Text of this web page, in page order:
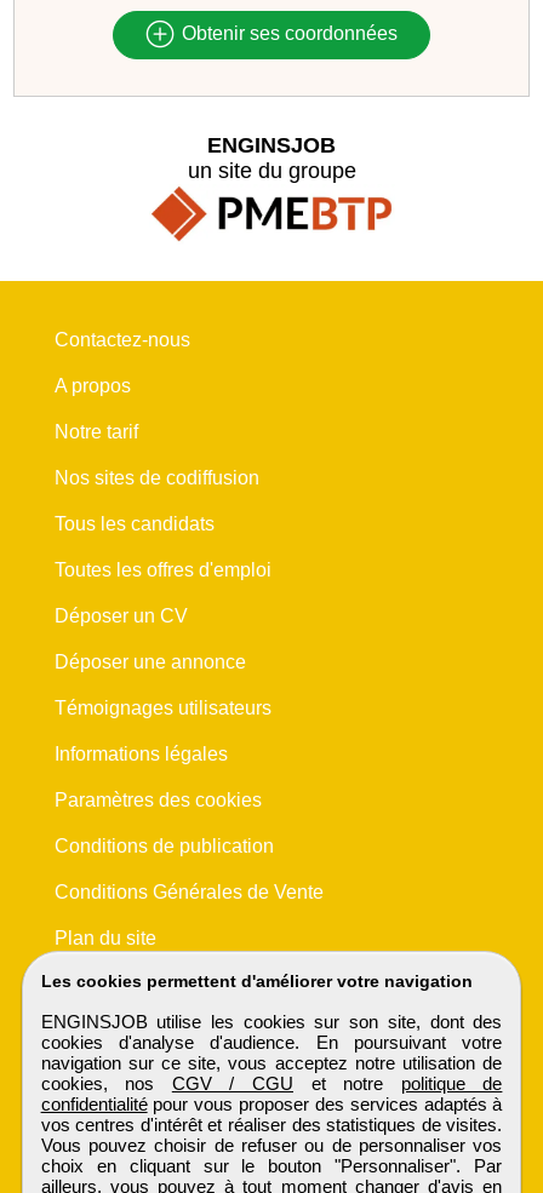
Obtenir ses coordonnées
Les cookies permettent d'améliorer votre navigation
ENGINSJOB utilise les cookies sur son site, dont des
cookies d'analyse d'audience. En poursuivant votre
navigation sur ce site, vous acceptez notre utilisation de
cookies, nos CGV / CGU et notre politique de
confidentialitépour vous proposer des services adaptés à
vos centres d'intérêt et réaliser des statistiques de visites.
Vous pouvez choisir de refuser ou de personnaliser vos
choix en cliquant sur le bouton "Personnaliser". Par
ailleurs, vous pouvez à tout moment changer d'avis en
ENGINSJOB
un site du groupe
Contactez-nous
A propos
Notre tarif
Nos sites de codiffusion
Tous les candidats
Toutes les offres d'emploi
Déposer un CV
Déposer une annonce
Témoignages utilisateurs
Informations légales
Paramètres des cookies
Conditions de publication
Conditions Générales de Vente
Plan du site